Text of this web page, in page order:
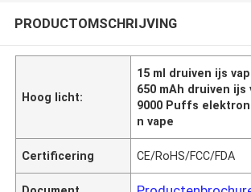
PRODUCTOMSCHRIJVING
Hoog licht:
15 ml druiven ijs
650 mAh druiven ijs
9000 Puffs
n vape
Certificering CE/RoHS/FCC/FDA